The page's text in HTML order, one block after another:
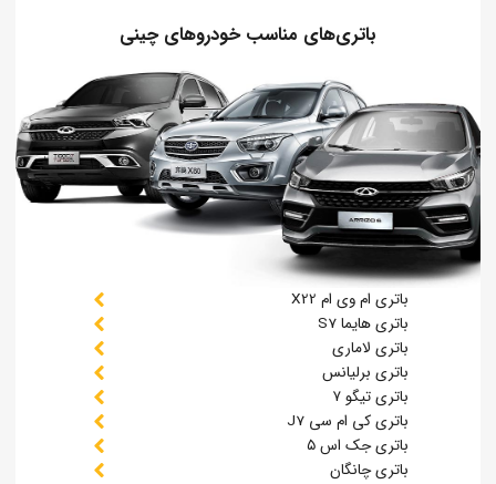
باتری‌های مناسب خودروهای چینی
باتری ام وی ام X22
باتری هایما S7
باتری لاماری
باتری برلیانس
باتری تیگو ۷
باتری کی ام سی J7
باتری جک اس ۵
باتری چانگان